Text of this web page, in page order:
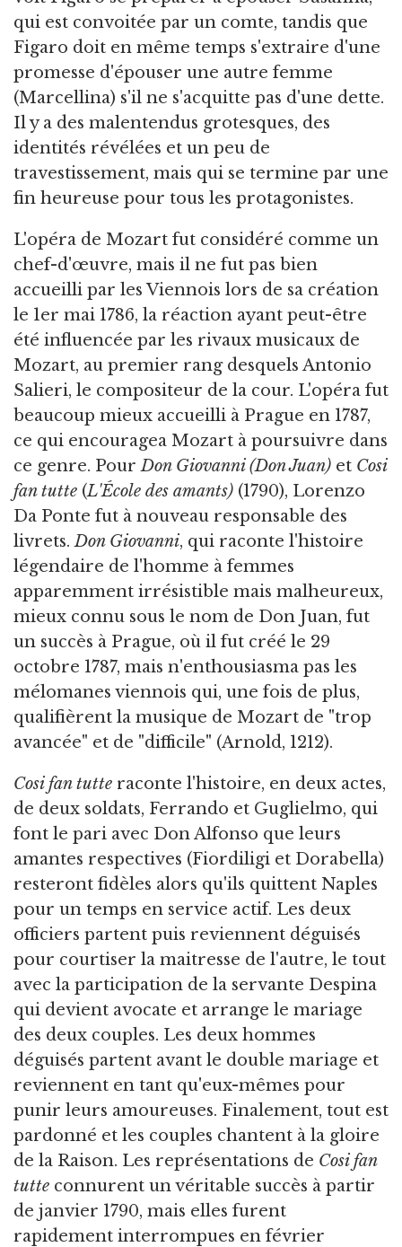
qui est convoitée par un comte, tandis que
Figaro doit en même temps s'extraire d'une
promesse d'épouser une autre femme
(Marcellina) s'il ne s'acquitte pas d'une dette.
Il y a des malentendus grotesques, des
identités révélées et un peu de
travestissement, mais qui se termine par une
fin heureuse pour tous les protagonistes.
L'opéra de Mozart fut considéré comme un
chef-d'œuvre, mais il ne fut pas bien
accueilli par les Viennois lors de sa création
le 1er mai 1786, la réaction ayant peut-être
été influencée par les rivaux musicaux de
Mozart, au premier rang desquels Antonio
Salieri, le compositeur de la cour. L'opéra fut
beaucoup mieux accueilli à Prague en 1787,
ce qui encouragea Mozart à poursuivre dans
ce genre. PourDon Giovanni (Don Juan) et Cosi
fan tutte (L'École des amants) (1790), Lorenzo
Da Ponte fut à nouveau responsable des
livrets.Don Giovanni, qui raconte l'histoire
légendaire de l'homme à femmes
apparemment irrésistible mais malheureux,
mieux connu sous le nom de Don Juan, fut
un succès à Prague, où il fut créé le 29
octobre 1787, mais n'enthousiasma pas les
mélomanes viennois qui, une fois de plus,
qualifièrent la musique de Mozart de "trop
avancée" et de "difficile" (Arnold, 1212).
Cosi fan tutte raconte l'histoire, en deux actes,
de deux soldats, Ferrando et Guglielmo, qui
font le pari avec Don Alfonso que leurs
amantes respectives (Fiordiligi et Dorabella)
resteront fidèles alors qu'ils quittent Naples
pour un temps en service actif. Les deux
officiers partent puis reviennent déguisés
pour courtiser la maitresse de l'autre, le tout
avec la participation de la servante Despina
qui devient avocate et arrange le mariage
des deux couples. Les deux hommes
déguisés partent avant le double mariage et
reviennent en tant qu'eux-mêmes pour
punir leurs amoureuses. Finalement, tout est
pardonné et les couples chantent à la gloire
de la Raison. Les représentations de Cosi fan
tutte connurent un véritable succès à partir
de janvier 1790, mais elles furent
rapidement interrompues en février